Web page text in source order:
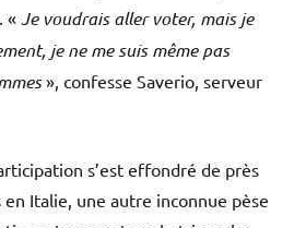
« Je voudrais aller voter, mais je
je ne me suis même pas
», confesse Saverio, serveur
s’est effondré de près
Italie, une autre inconnue pèse